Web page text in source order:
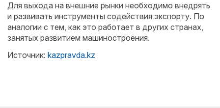
Для выхода на внешние рынки необходимо внедрять
и развивать инструменты содействия экспорту. По
аналогии с тем, как это работает в других странах,
занятых развитием машиностроения.
Источник: kazpravda.kz